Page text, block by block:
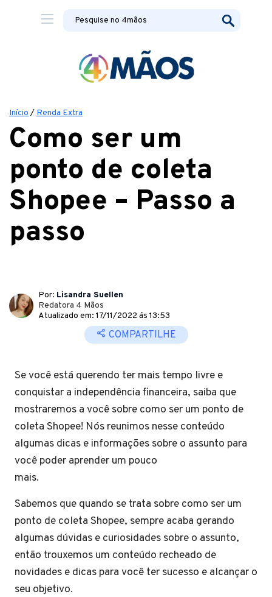
Início / Renda Extra
Como ser um
ponto de coleta
Shopee – Passo a
passo
Por: Lisandra Suellen
Redatora 4 Mãos
Atualizado em: 17/11/2022 ás 13:53
COMPARTILHE
Se você está querendo ter mais tempo livre e
conquistar a independência financeira, saiba que
mostraremos a você sobre como ser um ponto de
coleta Shopee! Nós reunimos nesse conteúdo
algumas dicas e informações sobre o assunto para
você poder aprender um pouco
mais.
Sabemos que quando se trata sobre como ser um
ponto de coleta Shopee, sempre acaba gerando
algumas dúvidas e curiosidades sobre o assunto,
então trouxemos um conteúdo recheado de
novidades e dicas para você ter sucesso e alcançar o
seu objetivo.